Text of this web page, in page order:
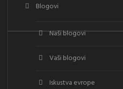
Blogovi
Naši blogovi
Vaši blogovi
Iskustva evrope